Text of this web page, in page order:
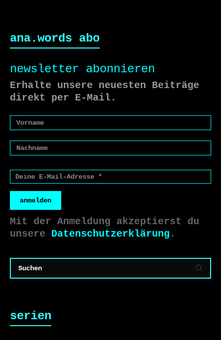
ana.words abo
newsletter abonnieren
Erhalte unsere neuesten Beiträge
direkt per E-Mail.
anmelden
Mit der Anmeldung akzeptierst du
unsere Datenschutzerklärung .
serien